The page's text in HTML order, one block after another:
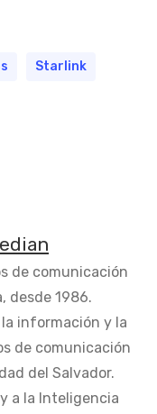
Starlink
de comunicación
desde 1986.
información y la
de comunicación
del Salvador.
a la Inteligencia